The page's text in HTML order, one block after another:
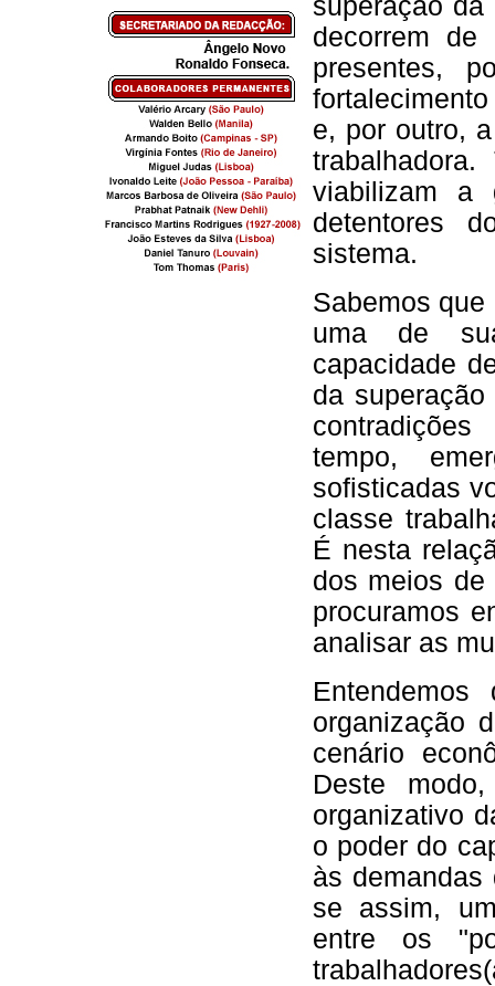
superação
decorrem
presentes,
e, por outro,
viabilizam a
detentores
sistema.
Sabemos
uma de
capacidade
da
tempo,
sofisticadas
classe
É nesta
dos meios de
procuramos
analisar as
organização
cenário
Deste
organizativo
o poder do
às demandas
se assim,
entre os